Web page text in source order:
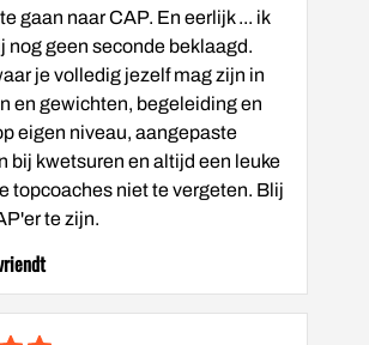
gaan naar CAP. En eerlijk ... ik
nog geen seconde beklaagd.
je volledig jezelf mag zijn in
en gewichten, begeleiding en
eigen niveau, aangepaste
bij kwetsuren en altijd een leuke
topcoaches niet te vergeten. Blij
te zijn.